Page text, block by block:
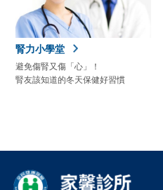
腎力小學堂
避免傷腎又傷「心」！
腎友該知道的冬天保健好習慣